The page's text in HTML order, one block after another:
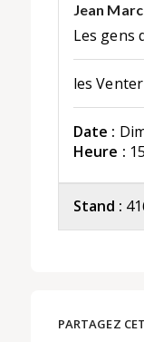
Jean
Les gens
les
Date :
Heure :
Stand :
PARTAGEZ